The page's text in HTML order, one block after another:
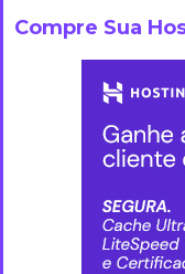
Compre Sua